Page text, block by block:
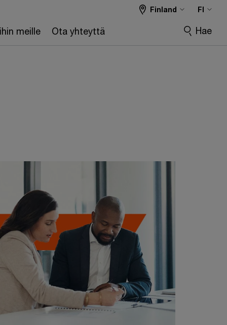
meille Ota yhteyttä
Finland FI
Hae